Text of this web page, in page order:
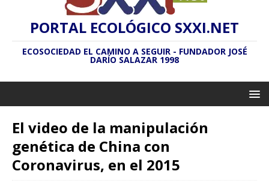
PORTAL ECOLÓGICO SXXI.NET
ECOSOCIEDAD EL CAMINO A SEGUIR - FUNDADOR JOSÉ
DARÍO SALAZAR 1998
El video de la manipulación
genética de China con
Coronavirus, en el 2015